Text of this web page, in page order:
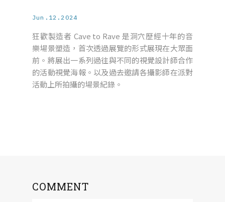
Jun.12.2024
狂歡製造者 Cave to Rave 是洞穴歷經十年的音
樂場景塑造，首次透過展覽的形式展現在大眾面
前。將展出一系列過往與不同的視覺設計師合作
的活動視覺海報。以及過去邀請各攝影師在派對
活動上所拍攝的場景紀錄。
COMMENT